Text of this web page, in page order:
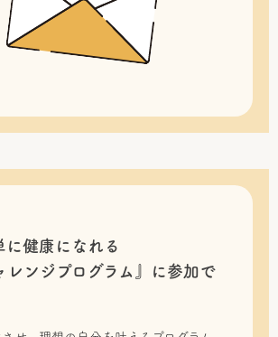
に健康になれる
レンジプログラム』に 参加で